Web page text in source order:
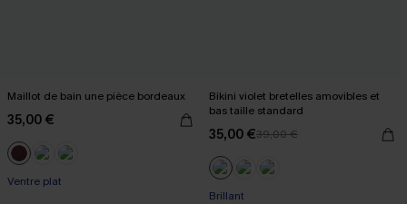
Maillot de bain une pièce bordeaux
35,00 €
Ventre plat
Bikini violet bretelles amovibles et
bas taille standard
35,00 €39,00 €
Brillant